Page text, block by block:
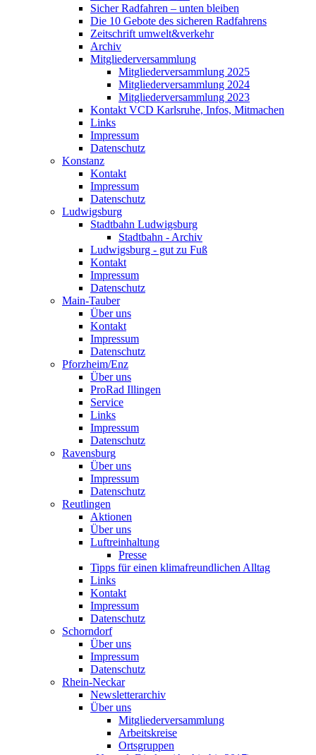
Sicher Radfahren – unten bleiben
Die 10 Gebote des sicheren Radfahrens
Zeitschrift umwelt&verkehr
Archiv
Mitgliederversammlung
Mitgliederversammlung 2025
Mitgliederversammlung 2024
Mitgliederversammlung 2023
Kontakt VCD Karlsruhe, Infos, Mitmachen
Links
Impressum
Datenschutz
Konstanz
Kontakt
Impressum
Datenschutz
Ludwigsburg
Stadtbahn Ludwigsburg
Stadtbahn - Archiv
Ludwigsburg - gut zu Fuß
Kontakt
Impressum
Datenschutz
Main-Tauber
Über uns
Kontakt
Impressum
Datenschutz
Pforzheim/Enz
Über uns
ProRad Illingen
Service
Links
Impressum
Datenschutz
Ravensburg
Über uns
Impressum
Datenschutz
Reutlingen
Aktionen
Über uns
Luftreinhaltung
Presse
Tipps für einen klimafreundlichen Alltag
Links
Kontakt
Impressum
Datenschutz
Schorndorf
Über uns
Impressum
Datenschutz
Rhein-Neckar
Newsletterarchiv
Über uns
Mitgliederversammlung
Arbeitskreise
Ortsgruppen